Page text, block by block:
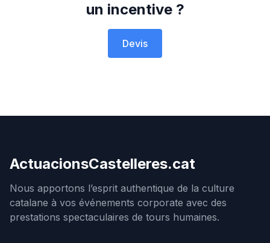
un incentive ?
Devis
ActuacionsCastelleres.cat
Nous apportons l’esprit authentique de la culture
catalane à vos événements corporate avec des
prestations spectaculaires de tours humaines.